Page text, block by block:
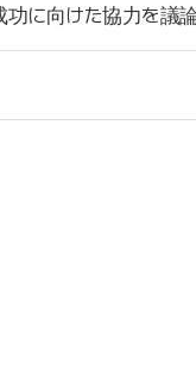
に向けた協力を議